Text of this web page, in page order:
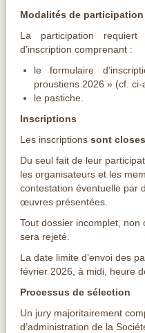
Modalités de participation
La participation
d’inscription comprenant :
le formulaire
proustiens 2026 » (cf. ci-
le pastiche.
Inscriptions
Les inscriptions sont
Du seul fait de leur
les organisateurs et les
contestation éventuelle par
œuvres présentées.
Tout dossier incomplet, non
sera rejeté.
La date limite d’envoi des
février 2026, à midi, heure
Processus de sélection
Un jury majoritairement
d’administration de la